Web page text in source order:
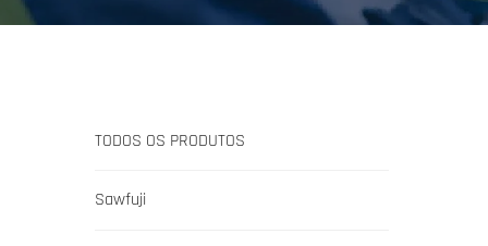
TODOS OS PRODUTOS
Sawfuji